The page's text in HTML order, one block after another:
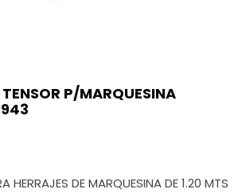
P/MARQUESINA
HERRAJES DE MARQUESINA DE 1.20 MTS